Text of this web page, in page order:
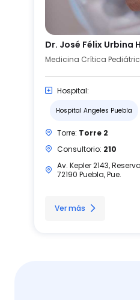
Dr. José Félix Urbina
Medicina Crítica
Hospital:
Hospital Angeles Puebla
Torre: Torre 2
Consultorio: 210
Av. Kepler 2143,
72190 Puebla, Pue.
Ver más